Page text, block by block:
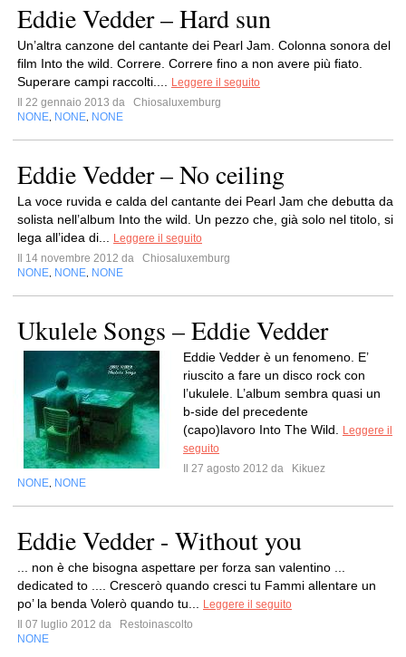
Eddie Vedder – Hard sun
Un’altra canzone del cantante dei Pearl Jam. Colonna sonora del
film Into the wild. Correre. Correre fino a non avere più fiato.
Superare campi raccolti....
Leggere il seguito
Il 22 gennaio 2013 da
Chiosaluxemburg
NONE NONE NONE
Eddie Vedder – No ceiling
La voce ruvida e calda del cantante dei Pearl Jam che debutta da
solista nell’album Into the wild. Un pezzo che, già solo nel titolo, si
lega all’idea di...
Leggere il seguito
Il 14 novembre 2012 da
Chiosaluxemburg
NONE NONE NONE
Ukulele Songs – Eddie Vedder
Eddie Vedder è un fenomeno. E’
riuscito a fare un disco rock con
l’ukulele. L’album sembra quasi un
b-side del precedente
(capo)lavoro Into The Wild.
Leggere il
seguito
Il 27 agosto 2012 da
Kikuez
NONE NONE
Eddie Vedder - Without you
... non è che bisogna aspettare per forza san valentino ...
dedicated to .... Crescerò quando cresci tu Fammi allentare un
po’ la benda Volerò quando tu...
Leggere il seguito
Il 07 luglio 2012 da
Restoinascolto
NONE